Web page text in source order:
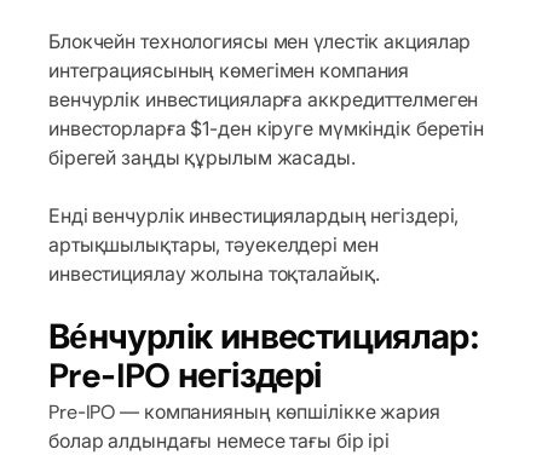
Блокчейн технологиясы мен үлестік акциялар
интеграциясының көмегімен компания
венчурлік инвестицияларға аккредиттелмеген
инвесторларға $1-ден кіруге мүмкіндік беретін
бірегей заңды құрылым жасады.
Енді венчурлік инвестициялардың негіздері,
артықшылықтары, тәуекелдері мен
инвестициялау жолына тоқталайық.
Ве́нчурлік инвестициялар:
Pre-IPO негіздері
Pre-IPO — компанияның көпшілікке жария
болар алдындағы немесе тағы бір ірі